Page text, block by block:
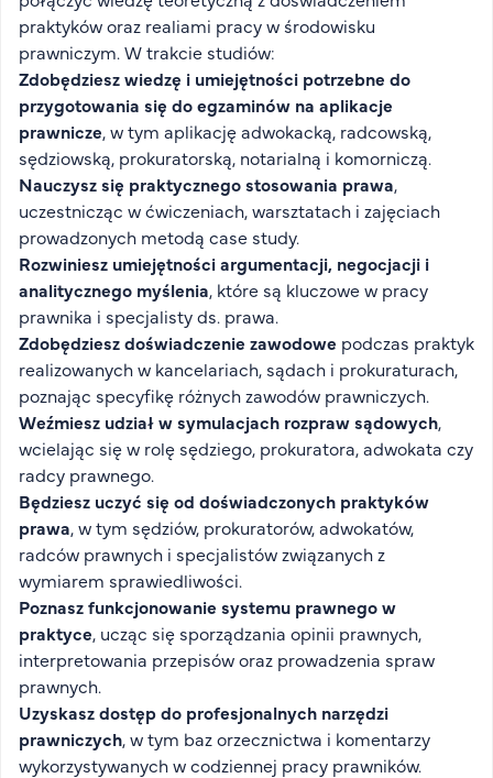
praktyków oraz realiami pracy w środowisku
prawniczym. W trakcie studiów:
Zdobędziesz wiedzę i umiejętności potrzebne do
przygotowania się do egzaminów na aplikacje
prawnicze, w tym aplikację adwokacką, radcowską,
sędziowską, prokuratorską, notarialną i komorniczą.
Nauczysz się praktycznego stosowania prawa,
uczestnicząc w ćwiczeniach, warsztatach i zajęciach
prowadzonych metodą case study.
Rozwiniesz umiejętności argumentacji, negocjacji i
analitycznego myślenia, które są kluczowe w pracy
prawnika i specjalisty ds. prawa.
Zdobędziesz doświadczenie zawodowe podczas praktyk
realizowanych w kancelariach, sądach i prokuraturach,
poznając specyfikę różnych zawodów prawniczych.
Weźmiesz udział w symulacjach rozpraw sądowych,
wcielając się w rolę sędziego, prokuratora, adwokata czy
radcy prawnego.
Będziesz uczyć się od doświadczonych praktyków
prawa, w tym sędziów, prokuratorów, adwokatów,
radców prawnych i specjalistów związanych z
wymiarem sprawiedliwości.
Poznasz funkcjonowanie systemu prawnego w
praktyce, ucząc się sporządzania opinii prawnych,
interpretowania przepisów oraz prowadzenia spraw
prawnych.
Uzyskasz dostęp do profesjonalnych narzędzi
prawniczych, w tym baz orzecznictwa i komentarzy
wykorzystywanych w codziennej pracy prawników.